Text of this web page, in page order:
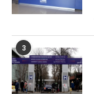
3